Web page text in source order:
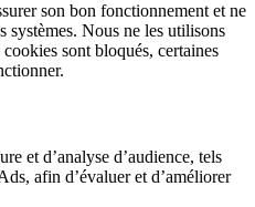
son bon fonctionnement et ne
systèmes. Nous ne les utilisons
sont bloqués, certaines
et d’analyse d’audience, tels
afin d’évaluer et d’améliorer